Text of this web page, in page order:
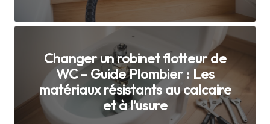
d
o
Changer un robinet flotteur de
WC – Guide Plombier : Les
matériaux résistants au calcaire
et à l’usure